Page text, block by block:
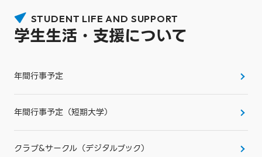
STUDENT LIFE AND SUPPORT
学生生活・支援について
年間行事予定
年間行事予定（短期大学）
クラブ&サークル（デジタルブック）